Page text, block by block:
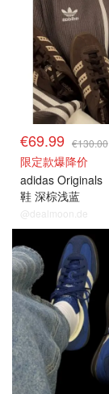
€69.99 €130.00
限定款爆降价
adidas Originals
鞋 深棕浅蓝
@dealmoon.de